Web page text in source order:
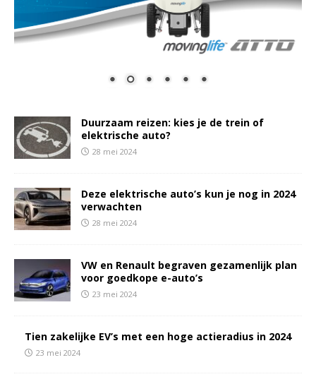
Duurzaam reizen: kies je de trein of
elektrische auto?
28 mei 2024
Deze elektrische auto’s kun je nog in 2024
verwachten
28 mei 2024
VW en Renault begraven gezamenlijk plan
voor goedkope e-auto’s
23 mei 2024
Tien zakelijke EV’s met een hoge actieradius in 2024
23 mei 2024